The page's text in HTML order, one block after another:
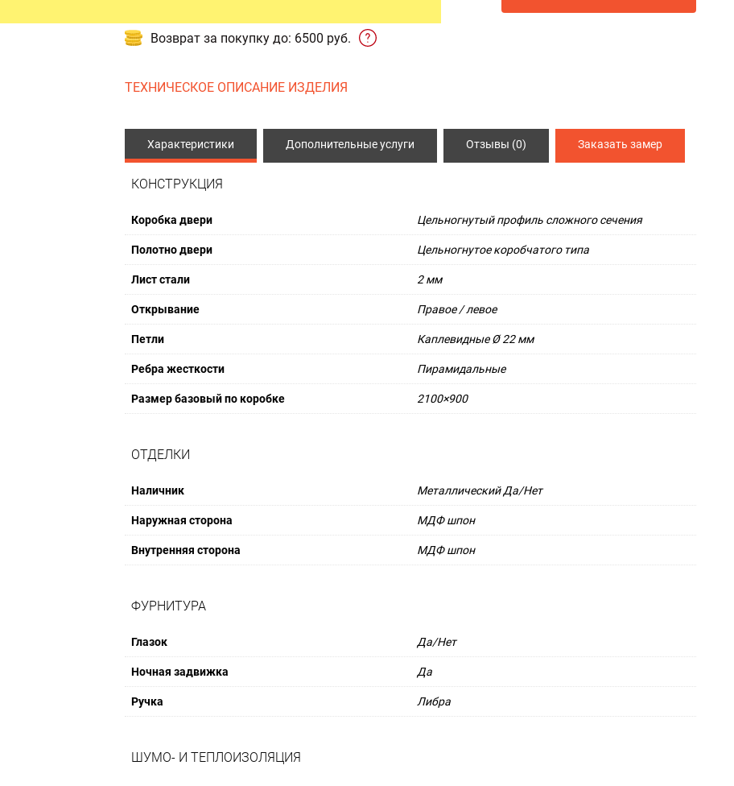
ДВЕРИ ПРОТИВОПОЖАРНЫЕ ИЗДЕЛИЯ
Противопожарные люки
Возврат за покупку до: 6500 руб.
ТЕХНИЧЕСКОЕ ОПИСАНИЕ ИЗДЕЛИЯ
Характеристики Дополнительные услуги Отзывы (0) Заказать замер
КОНСТРУКЦИЯ
Коробка двери Цельногнутый профиль сложного сечения
Полотно двери Цельногнутое коробчатого типа
Лист стали 2 мм
Открывание Правое / левое
Петли Каплевидные Ø 22 мм
Ребра жесткости Пирамидальные
Размер базовый по коробке 2100×900
ОТДЕЛКИ
Наличник Металлический Да/Нет
Наружная сторона МДФ шпон
Внутренняя сторона МДФ шпон
ФУРНИТУРА
Глазок Да/Нет
Ночная задвижка Да
Ручка Либра
ШУМО- И ТЕПЛОИЗОЛЯЦИЯ